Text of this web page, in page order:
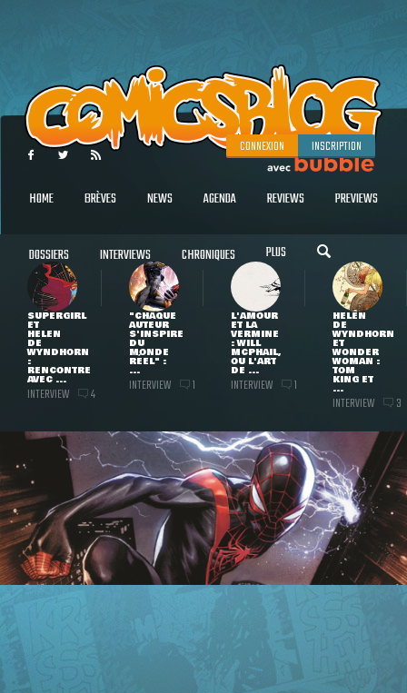
CONNEXION INSCRIPTION
HOME BRÈVES NEWS AGENDA REVIEWS PREVIEWS
DOSSIERS INTERVIEWS CHRONIQUES PLUS
SUPERGIRL
ET
HELEN
DE
WYNDHORN
:
RENCONTRE
AVEC ...
INTERVIEW 4
"CHAQUE
AUTEUR
S'INSPIRE
DU
MONDE
RÉEL" :
...
INTERVIEW 1
L'AMOUR
ET LA
VERMINE
: WILL
MCPHAIL,
OU L'ART
DE ...
INTERVIEW 1
HELEN
DE
WYNDHORN
ET
WONDER
WOMAN :
TOM
KING ET
...
INTERVIEW 3